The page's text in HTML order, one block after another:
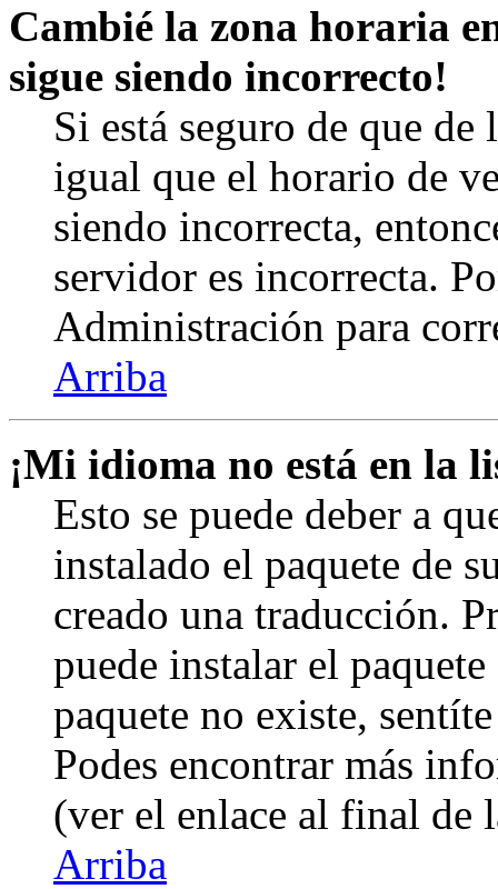
Cambié la zona horaria
sigue siendo incorrecto!
Si está seguro de que
igual que el horario de
siendo incorrecta,
servidor es incorrecta.
Administración para
Arriba
¡Mi idioma no está en la
Esto se puede deber a
instalado el paquete de
creado una traducción.
puede instalar el
paquete no existe,
Podes encontrar más
(ver el enlace al final de
Arriba